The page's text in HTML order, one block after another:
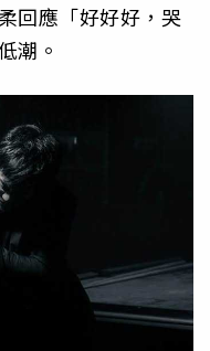
回應「好好好，哭
潮。